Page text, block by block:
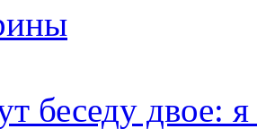
беседу двое: